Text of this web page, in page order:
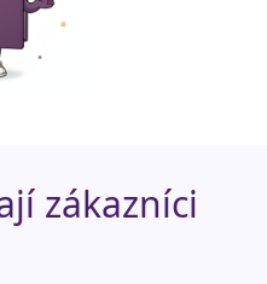
zákazníci
Nezařazené
soubory